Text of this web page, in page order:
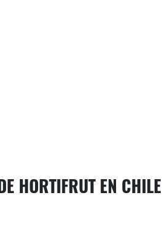
HORTIFRUT EN CHILE​